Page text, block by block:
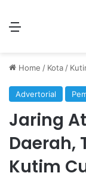
Menu
Home / Kota /
Advertorial
Jaring
Daerah,
Kutim